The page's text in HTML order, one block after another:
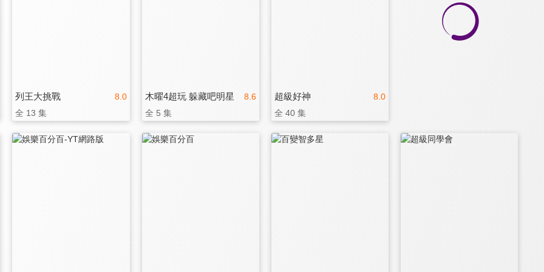
8.0
列王大挑戰
全 13 集
8.6
木曜4超玩 躲藏吧明星
全 5 集
8.0
超級好神
全 40 集